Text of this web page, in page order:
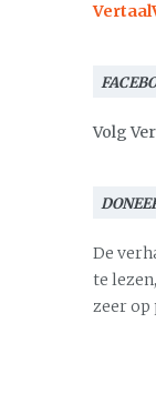
Volg
De
te
zeer op